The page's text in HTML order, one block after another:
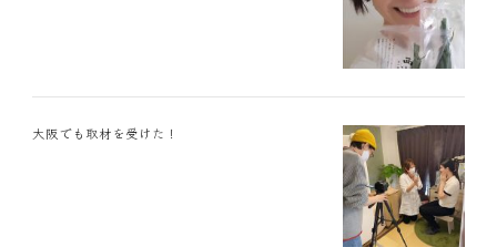
大阪でも取材を受けた！